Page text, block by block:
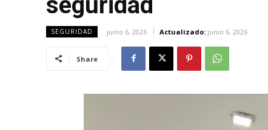
SEGURIDAD junio 6, 2026 Actualizado: junio 6, 2026
Share